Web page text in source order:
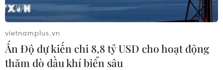
#Thành phố Hồ Chí Minh
#Kiều bào
vietnamplus.vn
Ấn Độ dự kiến chi 8,8 tỷ USD cho hoạt động
thăm dò dầu khí biển sâu